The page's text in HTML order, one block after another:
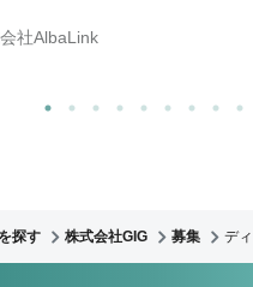
社AlbaLink
探す 株式会社GIG 募集 デ